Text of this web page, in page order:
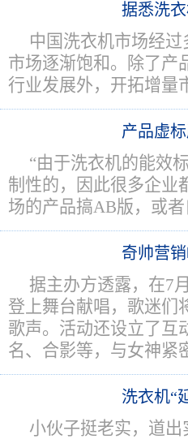
据悉洗
中国洗衣机市场经
市场逐渐饱和。除了产
行业发展外，开拓增量
产品虚
“由于洗衣机的能效
制性的，因此很多企业
场的产品搞AB版，或
奇帅营
据主办方透露，在7
登上舞台献唱，歌迷们
歌声。活动还设立了互
名、合影等，与女神紧
洗衣机“
小伙子挺老实，道